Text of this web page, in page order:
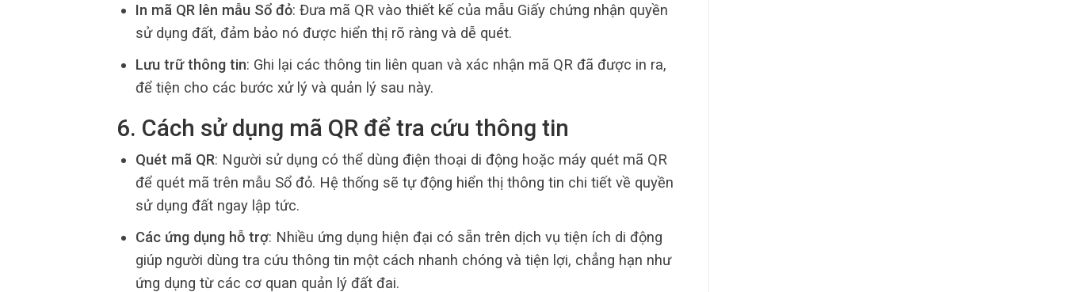
In mã QR lên mẫu Sổ đỏ: Đưa mã QR vào thiết kế của mẫu Giấy chứng nhận quyền
sử dụng đất, đảm bảo nó được hiển thị rõ ràng và dễ quét.
Lưu trữ thông tin: Ghi lại các thông tin liên quan và xác nhận mã QR đã được in ra,
để tiện cho các bước xử lý và quản lý sau này.
6. Cách sử dụng mã QR để tra cứu thông tin
Quét mã QR: Người sử dụng có thể dùng điện thoại di động hoặc máy quét mã QR
để quét mã trên mẫu Sổ đỏ. Hệ thống sẽ tự động hiển thị thông tin chi tiết về quyền
sử dụng đất ngay lập tức.
Các ứng dụng hỗ trợ: Nhiều ứng dụng hiện đại có sẵn trên dịch vụ tiện ích di động
giúp người dùng tra cứu thông tin một cách nhanh chóng và tiện lợi, chẳng hạn như
ứng dụng từ các cơ quan quản lý đất đai.